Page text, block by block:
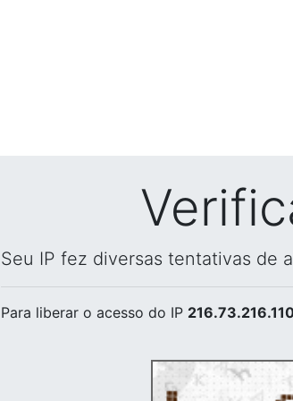
Seu IP fez diversas tentativas de
Para liberar o acesso do IP